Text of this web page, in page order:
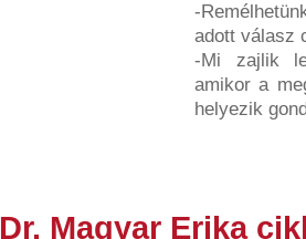
-
adott válasz
-Mi zajlik
amikor a
helyezik
Dr. Magyar Erika